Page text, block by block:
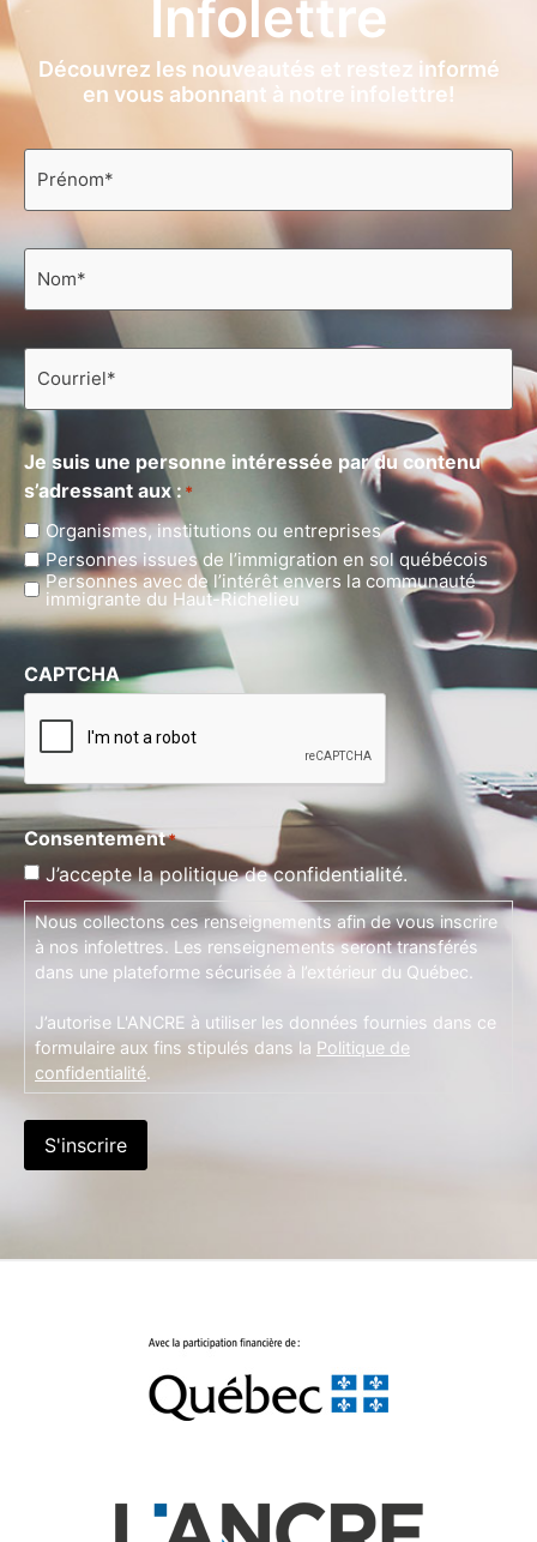
Infolettre
Découvrez les nouveautés et restez informé
en vous abonnant à notre infolettre!
Prénom
Nom
Courriel
Je suis une personne intéressée par du contenu
s’adressant aux : *
Organismes, institutions ou entreprises
Personnes issues de l’immigration en sol québécois
Personnes avec de l’intérêt envers la communauté
immigrante du Haut-Richelieu
CAPTCHA
Consentement*
J’accepte la politique de confidentialité.
Nous collectons ces renseignements afin de vous inscrire
à nos infolettres. Les renseignements seront transférés
dans une plateforme sécurisée à l’extérieur du Québec.
J’autorise L'ANCRE à utiliser les données fournies dans ce
formulaire aux fins stipulés dans la Politique de
confidentialité.
S'inscrire